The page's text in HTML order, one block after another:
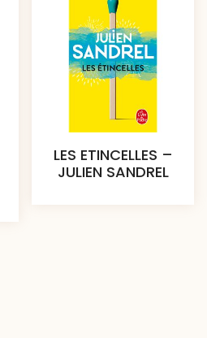
LES ETINCELLES –
JULIEN SANDREL